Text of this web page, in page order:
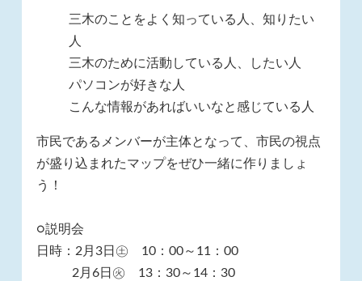
三木のことをよく知っている人、知りたい
人
三木のために活動している人、したい人
パソコンが好きな人
こんな情報があればいいなと感じている人
市民であるメンバーが主体となって、市民の視点
が盛り込まれたマップをぜひ一緒に作りましょ
う！
○説明会
日時：2月3日㊏ 10：00～11：00
2月6日㊋ 13：30～14：30